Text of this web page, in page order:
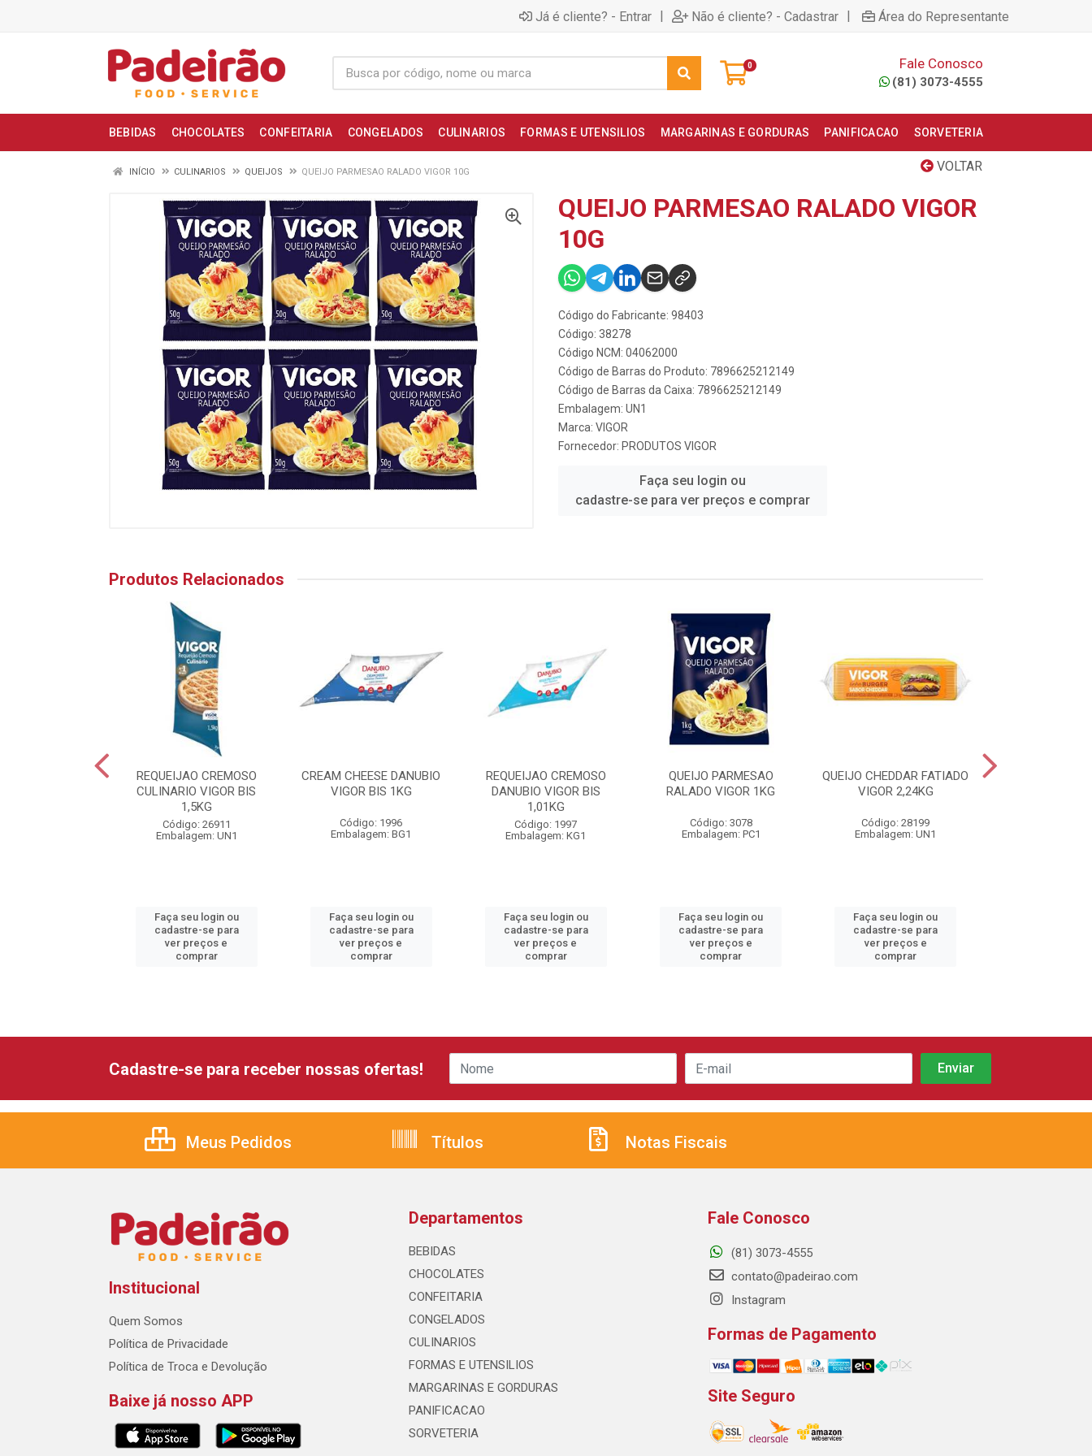
Já é cliente? - Entrar | Não é cliente? - Cadastrar | Área do Representante
0 Fale Conosco
(81) 3073-4555
BEBIDAS CHOCOLATES CONFEITARIA CONGELADOS CULINARIOS FORMAS E UTENSILIOS MARGARINAS E GORDURAS PANIFICACAO SORVETERIA
VOLTAR
INÍCIO CULINARIOS QUEIJOS QUEIJO PARMESAO RALADO VIGOR 10G
QUEIJO PARMESAO RALADO VIGOR
10G
Código do Fabricante: 98403
Código: 38278
Código NCM: 04062000
Código de Barras do Produto: 7896625212149
Código de Barras da Caixa: 7896625212149
Embalagem: UN1
Marca: VIGOR
Fornecedor: PRODUTOS VIGOR
Faça seu login ou
cadastre-se para ver preços e comprar
Produtos Relacionados
REQUEIJAO CREMOSO
CULINARIO VIGOR BIS
1,5KG
Código: 26911
Embalagem: UN1
Faça seu login ou
cadastre-se para
ver preços e
comprar
CREAM CHEESE DANUBIO
VIGOR BIS 1KG
Código: 1996
Embalagem: BG1
Faça seu login ou
cadastre-se para
ver preços e
comprar
REQUEIJAO CREMOSO
DANUBIO VIGOR BIS
1,01KG
Código: 1997
Embalagem: KG1
Faça seu login ou
cadastre-se para
ver preços e
comprar
QUEIJO PARMESAO
RALADO VIGOR 1KG
Código: 3078
Embalagem: PC1
Faça seu login ou
cadastre-se para
ver preços e
comprar
QUEIJO CHEDDAR FATIADO
VIGOR 2,24KG
Código: 28199
Embalagem: UN1
Faça seu login ou
cadastre-se para
ver preços e
comprar
Cadastre-se para receber nossas ofertas!
Meus Pedidos Títulos Notas Fiscais
Institucional
Quem Somos
Política de Privacidade
Política de Troca e Devolução
Baixe já nosso APP
Departamentos
BEBIDAS
CHOCOLATES
CONFEITARIA
CONGELADOS
CULINARIOS
FORMAS E UTENSILIOS
MARGARINAS E GORDURAS
PANIFICACAO
SORVETERIA
Fale Conosco
(81) 3073-4555
contato@padeirao.com
Instagram
Formas de Pagamento
Site Seguro